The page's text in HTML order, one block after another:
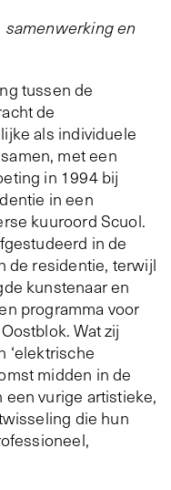
samenwerking en
tussen de
de
als individuele
met een
in 1994 bij
in een
kuuroord Scuol.
in de
de residentie, terwijl
kunstenaar en
programma voor
Wat zij
‘elektrische
midden in de
een vurige artistieke,
die hun